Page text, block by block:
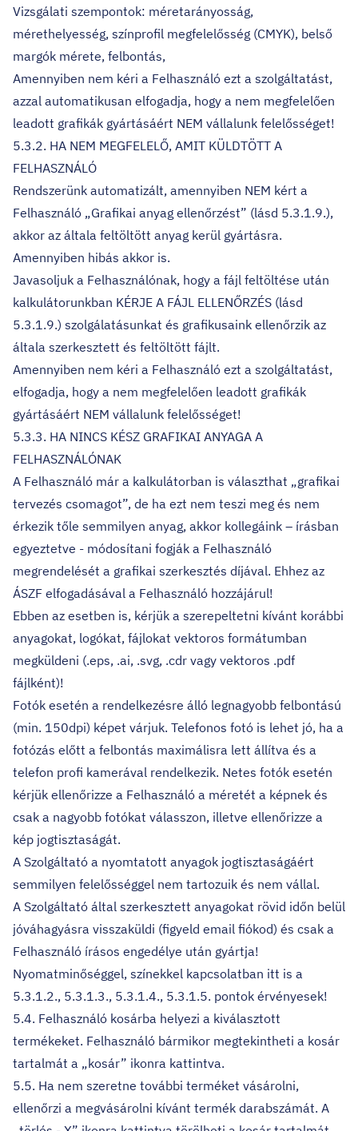
Vizsgálati szempontok: méretarányosság,
mérethelyesség, színprofil megfelelősség (CMYK), belső
margók mérete, felbontás,
Amennyiben nem kéri a Felhasználó ezt a szolgáltatást,
azzal automatikusan elfogadja, hogy a nem megfelelően
leadott grafikák gyártásáért NEM vállalunk felelősséget!
5.3.2. HA NEM MEGFELELŐ, AMIT KÜLDTÖTT A
FELHASZNÁLÓ
Rendszerünk automatizált, amennyiben NEM kért a
Felhasználó „Grafikai anyag ellenőrzést” (lásd 5.3.1.9.),
akkor az általa feltöltött anyag kerül gyártásra.
Amennyiben hibás akkor is.
Javasoljuk a Felhasználónak, hogy a fájl feltöltése után
kalkulátorunkban KÉRJE A FÁJL ELLENŐRZÉS (lásd
5.3.1.9.) szolgálatásunkat és grafikusaink ellenőrzik az
általa szerkesztett és feltöltött fájlt.
Amennyiben nem kéri a Felhasználó ezt a szolgáltatást,
elfogadja, hogy a nem megfelelően leadott grafikák
gyártásáért NEM vállalunk felelősséget!
5.3.3. HA NINCS KÉSZ GRAFIKAI ANYAGA A
FELHASZNÁLÓNAK
A Felhasználó már a kalkulátorban is választhat „grafikai
tervezés csomagot”, de ha ezt nem teszi meg és nem
érkezik tőle semmilyen anyag, akkor kollegáink – írásban
egyeztetve - módosítani fogják a Felhasználó
megrendelését a grafikai szerkesztés díjával. Ehhez az
ÁSZF elfogadásával a Felhasználó hozzájárul!
Ebben az esetben is, kérjük a szerepeltetni kívánt korábbi
anyagokat, logókat, fájlokat vektoros formátumban
megküldeni (.eps, .ai, .svg, .cdr vagy vektoros .pdf
fájlként)!
Fotók esetén a rendelkezésre álló legnagyobb felbontású
(min. 150dpi) képet várjuk. Telefonos fotó is lehet jó, ha a
fotózás előtt a felbontás maximálisra lett állítva és a
telefon profi kamerával rendelkezik. Netes fotók esetén
kérjük ellenőrizze a Felhasználó a méretét a képnek és
csak a nagyobb fotókat válasszon, illetve ellenőrizze a
kép jogtisztaságát.
A Szolgáltató a nyomtatott anyagok jogtisztaságáért
semmilyen felelősséggel nem tartozuik és nem vállal.
A Szolgáltató által szerkesztett anyagokat rövid időn belül
jóváhagyásra visszaküldi (figyeld email fiókod) és csak a
Felhasználó írásos engedélye után gyártja!
Nyomatminőséggel, színekkel kapcsolatban itt is a
5.3.1.2., 5.3.1.3., 5.3.1.4., 5.3.1.5. pontok érvényesek!
5.4. Felhasználó kosárba helyezi a kiválasztott
termékeket. Felhasználó bármikor megtekintheti a kosár
tartalmát a „kosár” ikonra kattintva.
5.5. Ha nem szeretne további terméket vásárolni,
ellenőrzi a megvásárolni kívánt termék darabszámát. A